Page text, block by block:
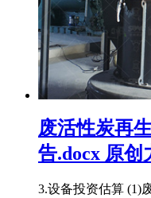
废活性炭再
告.docx 原创
3.设备投资估算 (1)